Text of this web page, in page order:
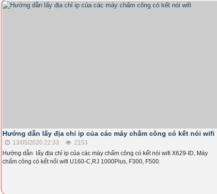
Hướng dẫn lấy địa chỉ ip của các máy chấm công có kết nói wifi
13/05/2020 22:33
2153
Hướng dẫn lấy địa chỉ ip của các máy chấm công có kết nói wifi X629-ID, Máy
chấm công có kết nối wifi U160-C,RJ 1000Plus, F300, F500.